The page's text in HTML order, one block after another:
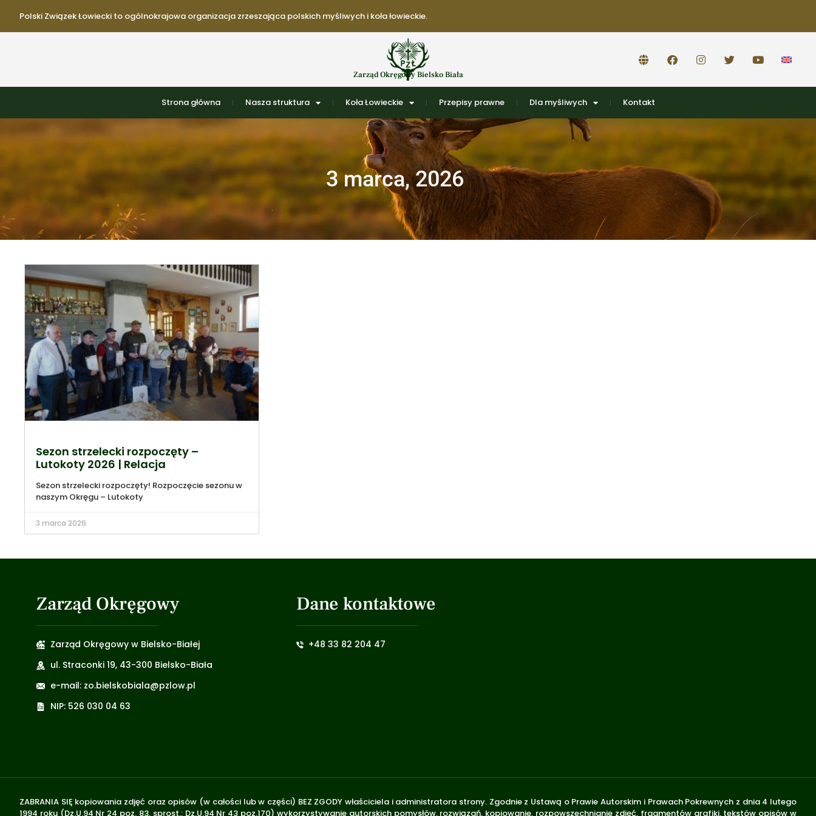
Polski Związek Łowiecki to ogólnokrajowa organizacja zrzeszająca polskich myśliwych i koła łowieckie.
Zarząd Okręgowy Bielsko Biała
Strona główna Nasza struktura Koła Łowieckie Przepisy prawne Dla myśliwych Kontakt
3 marca, 2026
Sezon strzelecki rozpoczęty –
Lutokoty 2026 | Relacja
Sezon strzelecki rozpoczęty! Rozpoczęcie sezonu w
naszym Okręgu – Lutokoty
3 marca 2026
Zarząd Okręgowy
Zarząd Okręgowy w Bielsko-Białej
ul. Straconki 19, 43-300 Bielsko-Biała
e-mail: zo.bielskobiala@pzlow.pl
NIP: 526 030 04 63
Dane kontaktowe
+48 33 82 204 47
ZABRANIA SIĘ kopiowania zdjęć oraz opisów (w całości lub w części) BEZ ZGODY właściciela i administratora strony. Zgodnie z Ustawą o Prawie Autorskim i Prawach Pokrewnych z dnia 4 lutego
1994 roku (Dz.U.94 Nr 24 poz. 83, sprost.: Dz.U.94 Nr 43 poz.170) wykorzystywanie autorskich pomysłów, rozwiązań, kopiowanie, rozpowszechnianie zdjęć, fragmentów grafiki, tekstów opisów w